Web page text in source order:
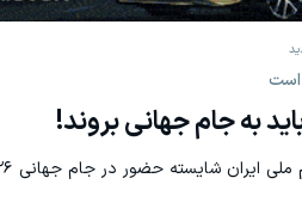
است
به جام جهانی بروند!
ژوزه مورینیو در